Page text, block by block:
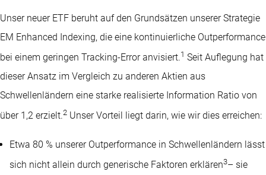
Unser neuer ETF beruht auf den Grundsätzen unserer Strategie
EM Enhanced Indexing, die eine kontinuierliche Outperformance
bei einem geringen Tracking-Error anvisiert.1 Seit Auflegung hat
dieser Ansatz im Vergleich zu anderen Aktien aus
Schwellenländern eine starke realisierte Information Ratio von
über 1,2 erzielt.2 Unser Vorteil liegt darin, wie wir dies erreichen:
Etwa 80 % unserer Outperformance in Schwellenländern lässt
sich nicht allein durch generische Faktoren erklären3– sie